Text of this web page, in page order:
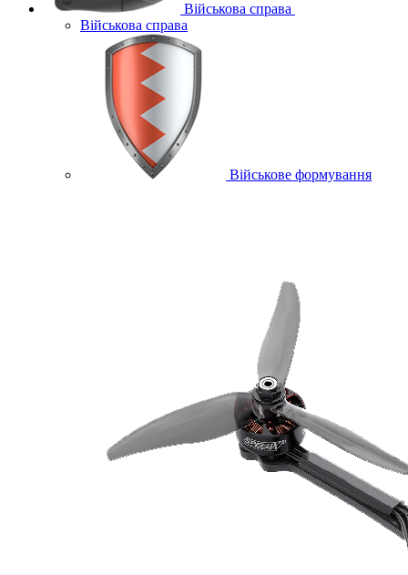
Військова справа
Військова справа
Військове формування